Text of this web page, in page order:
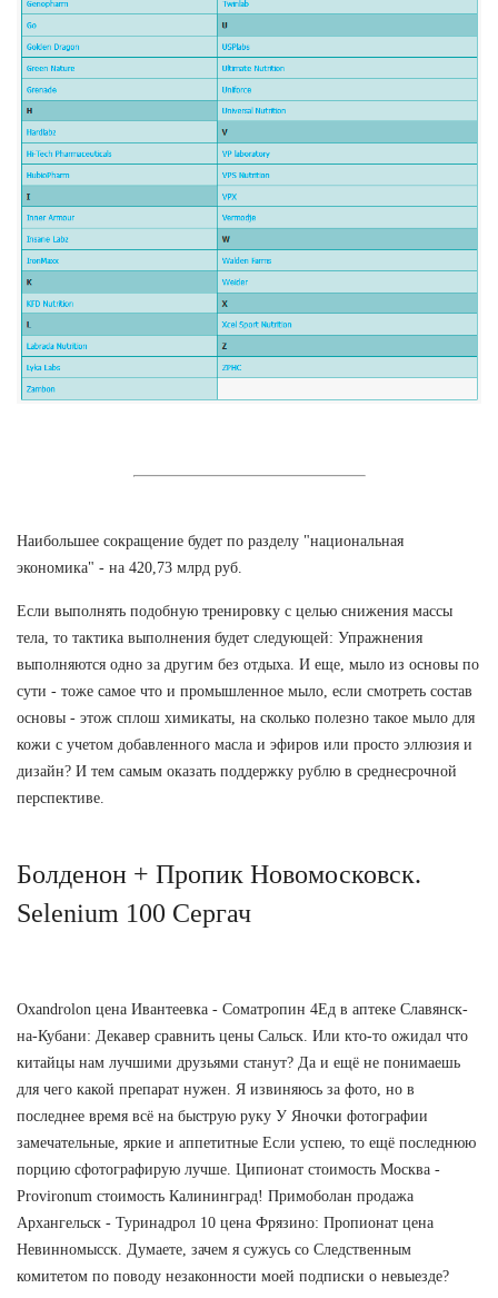
Наибольшее сокращение будет по разделу "национальная
экономика" - на 420,73 млрд руб.
Если выполнять подобную тренировку с целью снижения массы
тела, то тактика выполнения будет следующей: Упражнения
выполняются одно за другим без отдыха. И еще, мыло из основы по
сути - тоже самое что и промышленное мыло, если смотреть состав
основы - этож сплош химикаты, на сколько полезно такое мыло для
кожи с учетом добавленного масла и эфиров или просто эллюзия и
дизайн? И тем самым оказать поддержку рублю в среднесрочной
перспективе.
Болденон + Пропик Новомосковск.
Selenium 100 Сергач
Oxandrolon цена Ивантеевка - Cоматропин 4Ед в аптеке Славянск-
на-Кубани: Декавер сравнить цены Сальск. Или кто-то ожидал что
китайцы нам лучшими друзьями станут? Да и ещё не понимаешь
для чего какой препарат нужен. Я извиняюсь за фото, но в
последнее время всё на быструю руку У Яночки фотографии
замечательные, яркие и аппетитные Если успею, то ещё последнюю
порцию сфотографирую лучше. Ципионат стоимость Москва -
Provironum стоимость Калининград! Примоболан продажа
Архангельск - Туринадрол 10 цена Фрязино: Пропионат цена
Невинномысск. Думаете, зачем я сужусь со Следственным
комитетом по поводу незаконности моей подписки о невыезде?